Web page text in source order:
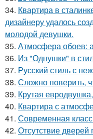
34. Квартира в
дизайнеру удалось
молодой девушки.
35. Атмосфера обоев:
36. Из "Однушки" в
37. Русский стиль с
38. Сложно поверить,
39. Крутая
40. Квартира с
41. Современная
42. Отсутствие дверей